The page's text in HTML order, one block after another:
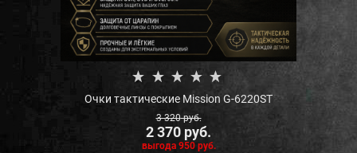
Очки тактические Mission G-6220ST
3 320 руб.
2 370 руб.
выгода 950 руб.